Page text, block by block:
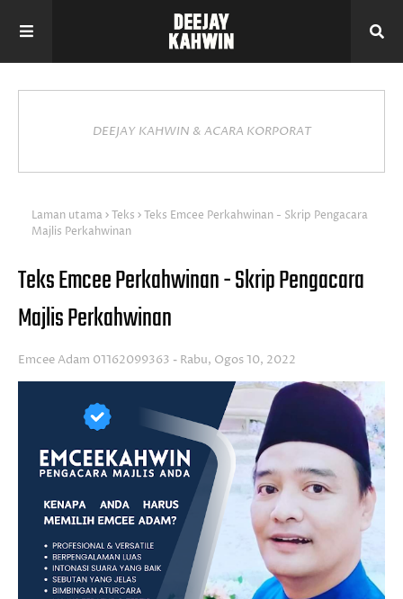
DEEJAY KAHWIN & ACARA KORPORAT
Laman utama Teks
Teks Emcee Perkahwinan - Skrip Pengacara
Majlis Perkahwinan
Teks Emcee Perkahwinan - Skrip Pengacara
Majlis Perkahwinan
Emcee Adam 01162099363 Rabu, Ogos 10, 2022